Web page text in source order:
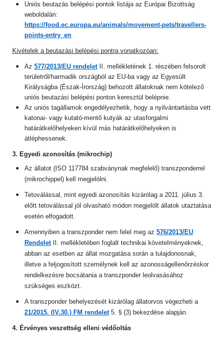
Uniós beutazás belépési pontok listája az Európai Bizottság
weboldalán:
https://food.ec.europa.eu/animals/movement-pets/travellers-
points-entry_en
Kivételek a beutazási belépési pontra vonatkozóan:
Az 577/2013/EU rendelet II. mellékletének 1. részében felsorolt
területről/harmadik országból az EU-ba vagy az Egyesült
Királyságba (Észak-Írország) behozott állatoknak nem kötelező
uniós beutazási belépési ponton keresztül belépnie.
Az uniós tagállamok engedélyezhetik, hogy a nyilvántartásba vett
katonai- vagy kutató-mentő kutyák az utasforgalmi
határátkelőhelyeken kívül más határátkelőhelyeken is
átléphessenek.
3. Egyedi azonosítás (mikrochip)
Az állatot (ISO 117784 szabványnak megfelelő) transzponderrel
(mikrochippel) kell megjelölni.
Tetoválással, mint egyedi azonosítás kizárólag a 2011. július 3.
előtt tetoválással jól olvasható módon megjelölt állatok utaztatása
esetén elfogadott.
Amennyiben a transzponder nem felel meg az 576/2013/EU
RendeletII. mellékletében foglalt technikai követelményeknek,
abban az esetben az állat mozgatása során a tulajdonosnak,
illetve a feljogosított személynek kell az azonosságellenőrzéskor
rendelkezésre bocsátania a transzponder leolvasásához
szükséges eszközt.
A transzponder behelyezését kizárólag állatorvos végezheti a
21/2015. (IV.30.) FM rendelet5. § (3) bekezdése alapján.
4. Érvényes veszettség elleni védőoltás